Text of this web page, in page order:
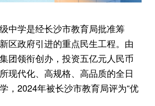
中学是经长沙市教育局批准筹
区政府引进的重点民生工程。由
团领衔创办，投资五亿元人民币
现代化、高规格、高品质的全日
，2024年被长沙市教育局评为“优